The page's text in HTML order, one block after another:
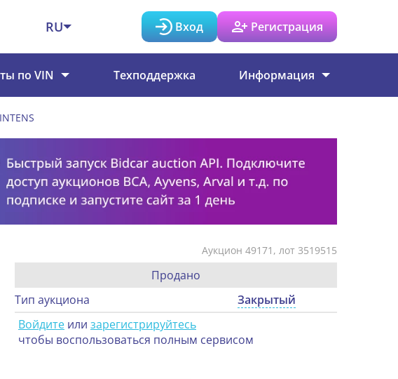
RU Вход Регистрация
по VIN Техподдержка Информация
Аукцион 49171, лот 3519515
Продано
Тип аукциона
Закрытый
Войдите или зарегистрируйтесь
чтобы воспользоваться полным сервисом